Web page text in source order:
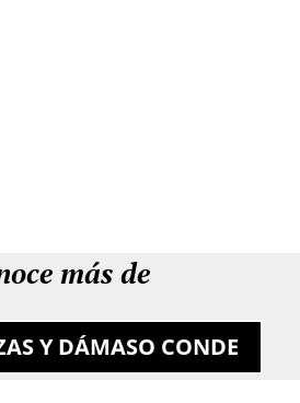
más de
Y DÁMASO CONDE